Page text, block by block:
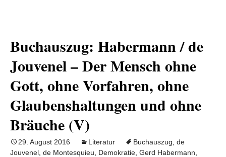
Buchauszug: Habermann / de
Jouvenel – Der Mensch ohne
Gott, ohne Vorfahren, ohne
Glaubenshaltungen und ohne
Bräuche (V)
29. August 2016 Literatur Buchauszug de
Jouvenel de Montesquieu Demokratie Gerd Habermann